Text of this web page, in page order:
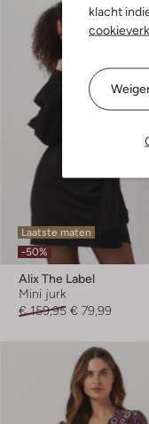
klacht
Laatste maten
-50%
Alix The Label
Mini jurk
€ 159,95 € 79,99